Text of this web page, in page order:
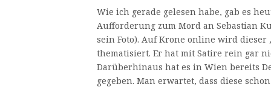
Wie ich gerade gelesen habe, gab es
Aufforderung zum Mord an Sebastian
sein Foto). Auf Krone online wird dieser
thematisiert. Er hat mit Satire rein gar
Darüberhinaus hat es in Wien bereits
gegeben. Man erwartet, dass diese